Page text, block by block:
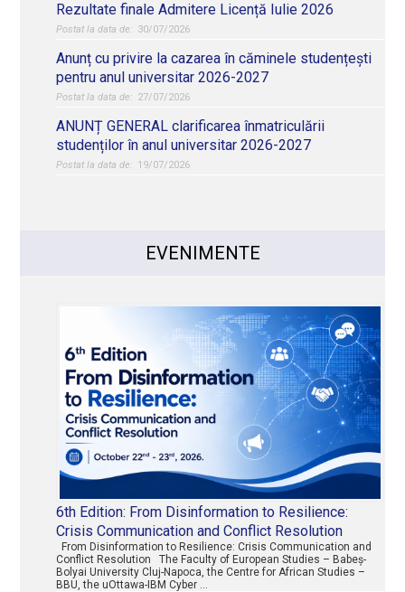
Rezultate finale Admitere Licență Iulie 2026
30/07/2026
Anunț cu privire la cazarea în căminele studențești
pentru anul universitar 2026-2027
27/07/2026
ANUNȚ GENERAL clarificarea înmatriculării
studenților în anul universitar 2026-2027
19/07/2026
EVENIMENTE
6th Edition: From Disinformation to Resilience:
Crisis Communication and Conflict Resolution
From Disinformation to Resilience: Crisis Communication and
Conflict Resolution The Faculty of European Studies – Babeș-
Bolyai University Cluj-Napoca, the Centre for African Studies –
BBU, the uOttawa-IBM Cyber …